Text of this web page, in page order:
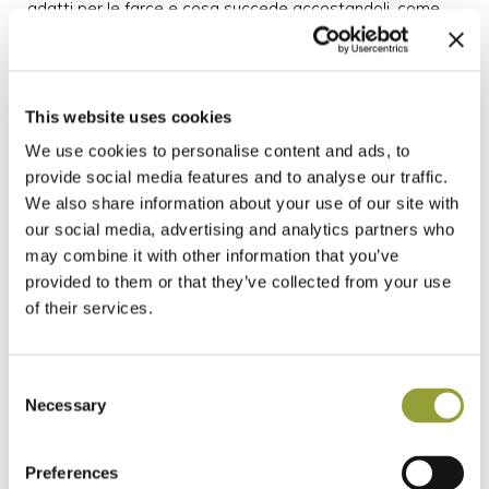
This website uses cookies
We use cookies to personalise content and ads, to
provide social media features and to analyse our traffic.
We also share information about your use of our site with
our social media, advertising and analytics partners who
may combine it with other information that you’ve
provided to them or that they’ve collected from your use
of their services.
Selection
Necessary
Preferences
adatti per le farce e cosa succede accostandoli, come
funzionano i forni, quello a legno, quello a gas, quello
una solida cultura professionale che gli permette di
sapere, ad esempio, cosa avviene in fase di lievitazione
della pasta, cosa sono gli enzimi, il rapporto fra zuccheri
e lieviti e così via, come dire che il pizzaiolo deve essere
lui stesso uomo di cultura.
Non serve che conosca il latino o le opere di Platone, ma
tutto ciò che riguarda il mondo della pizza – che è cultura
merceologica, processi fisico-chimici ed altro - deve
Ed ecco allora le scuole, momento iniziale fondamentale
per diventare pizzaiolo. Tutto ciò che impara nelle scuole
rappresentano la base di partenza, non certo d’arrivo,